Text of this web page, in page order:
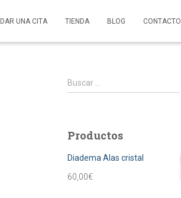
UNA CITA TIENDA BLOG CONTACTO
B
u
a
:
Buscar …
Productos
Diadema Alas cristal
60,00€